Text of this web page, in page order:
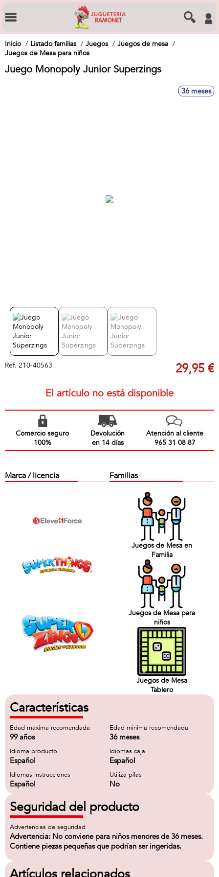
Inicio Listado familias Juegos
Juegos de mesa
Juegos de Mesa para niños
Juego Monopoly Junior Superzings
36 meses
Ref. 210-40563 29,95 €
El artículo no está disponible
Comercio seguro
100%
Devolución
en 14 días
Atención al cliente
965 31 08 87
Marca / licencia Familias
Juegos de Mesa en
Familia
Juegos de Mesa para
niños
Juegos de Mesa
Tablero
Características
Edad maxima recomendada
99 años
Edad minima recomendada
36 meses
Idioma producto
Español
Idiomas caja
Español
Idiomas instrucciones
Español
Utiliza pilas
No
Seguridad del producto
Advertencias de seguridad
Advertencia: No conviene para niños menores de 36 meses.
Contiene piezas pequeñas que podrían ser ingeridas.